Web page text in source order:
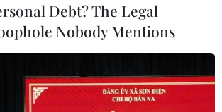
Debt? The Legal
Nobody Mentions